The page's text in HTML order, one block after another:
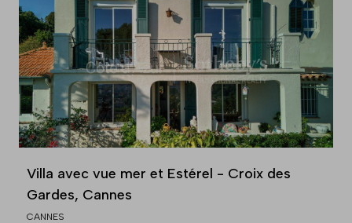
Villa avec vue mer et Estérel - Croix des
Gardes, Cannes
CANNES